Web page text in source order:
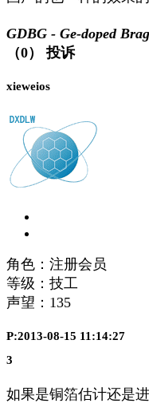
GDBG - Ge-doped
（0）
投诉
xieweios
角色：注册会员
等级：技工
声望： 135
P:2013-08-15 11:14:27
3
如果是铜箔估计还是